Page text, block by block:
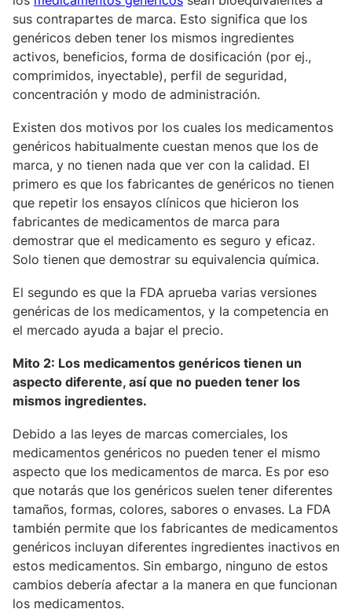
sus contrapartes de marca. Esto significa que los
genéricos deben tener los mismos ingredientes
activos, beneficios, forma de dosificación (por ej.,
comprimidos, inyectable), perfil de seguridad,
concentración y modo de administración.
Existen dos motivos por los cuales los medicamentos
genéricos habitualmente cuestan menos que los de
marca, y no tienen nada que ver con la calidad. El
primero es que los fabricantes de genéricos no tienen
que repetir los ensayos clínicos que hicieron los
fabricantes de medicamentos de marca para
demostrar que el medicamento es seguro y eficaz.
Solo tienen que demostrar su equivalencia química.
El segundo es que la FDA aprueba varias versiones
genéricas de los medicamentos, y la competencia en
el mercado ayuda a bajar el precio.
Mito 2: Los medicamentos genéricos tienen un
aspecto diferente, así que no pueden tener los
mismos ingredientes.
Debido a las leyes de marcas comerciales, los
medicamentos genéricos no pueden tener el mismo
aspecto que los medicamentos de marca. Es por eso
que notarás que los genéricos suelen tener diferentes
tamaños, formas, colores, sabores o envases. La FDA
también permite que los fabricantes de medicamentos
genéricos incluyan diferentes ingredientes inactivos en
estos medicamentos. Sin embargo, ninguno de estos
cambios debería afectar a la manera en que funcionan
los medicamentos.